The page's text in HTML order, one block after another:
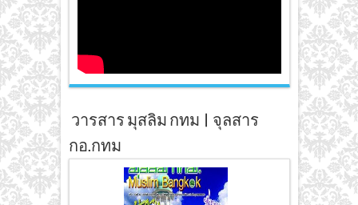
วารสาร มุสลิม กทม | จุลสาร
กอ.กทม